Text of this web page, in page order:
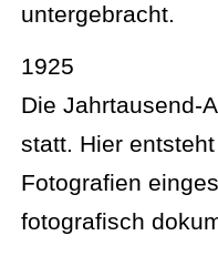
untergebracht.
1925
Die Jahrtausend-
statt. Hier
Fotografien
fotografisch